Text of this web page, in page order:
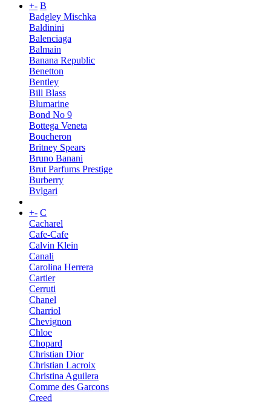
+- B
Badgley Mischka
Baldinini
Balenciaga
Balmain
Banana Republic
Benetton
Bentley
Bill Blass
Blumarine
Bond No 9
Bottega Veneta
Boucheron
Britney Spears
Bruno Banani
Brut Parfums Prestige
Burberry
Bvlgari
+- C
Cacharel
Cafe-Cafe
Calvin Klein
Canali
Carolina Herrera
Cartier
Cerruti
Chanel
Charriol
Chevignon
Chloe
Chopard
Christian Dior
Christian Lacroix
Christina Aguilera
Comme des Garcons
Creed